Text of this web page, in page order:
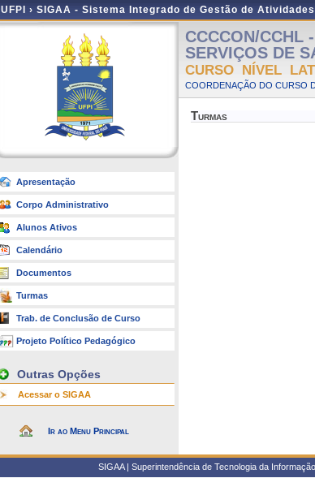
UFPI › SIGAA - Sistema Integrado de Gestão de
Apresentação
Corpo Administrativo
Alunos Ativos
Calendário
Documentos
Turmas
Trab. de Conclusão de Curso
Projeto Político Pedagógico
Outras Opções
Acessar o SIGAA
Ir ao Menu Principal
CCCCON/CCHL
SERVIÇOS DE
CURSO NÍVEL
COORDENAÇÃO DO CURSO
Turmas
SIGAA | Superintendência de Tecnologia da